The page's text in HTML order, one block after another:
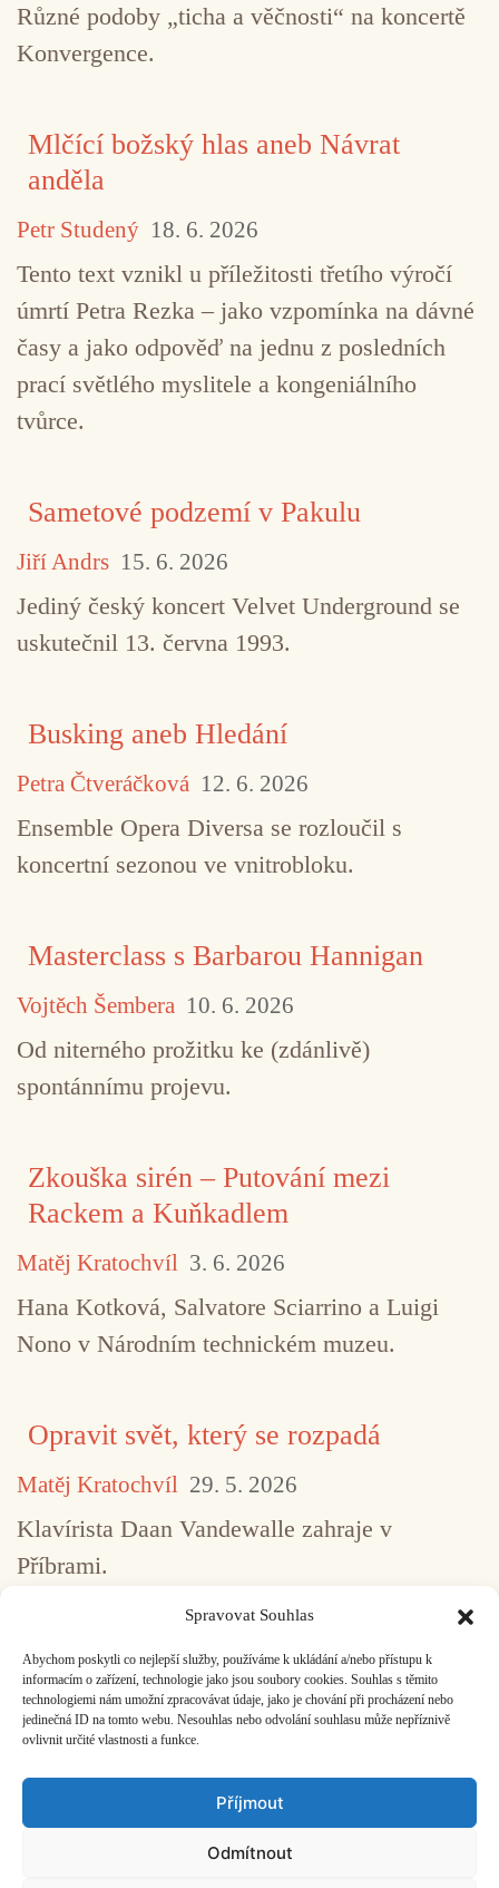
Spravovat Souhlas
Abychom poskytli co nejlepší služby, používáme k ukládání a/nebo přístupu k
informacím o zařízení, technologie jako jsou soubory cookies. Souhlas s těmito
technologiemi nám umožní zpracovávat údaje, jako je chování při procházení nebo
jedinečná ID na tomto webu. Nesouhlas nebo odvolání souhlasu může nepříznivě
ovlivnit určité vlastnosti a funkce.
Příjmout
Odmítnout
Různé podoby „ticha a věčnosti“ na koncertě
Konvergence.
Mlčící božský hlas aneb Návrat
anděla
Petr Studený 18. 6. 2026
Tento text vznikl u příležitosti třetího výročí
úmrtí Petra Rezka – jako vzpomínka na dávné
časy a jako odpověď na jednu z posledních
prací světlého myslitele a kongeniálního
tvůrce.
Sametové podzemí v Pakulu
Jiří Andrs 15. 6. 2026
Jediný český koncert Velvet Underground se
uskutečnil 13. června 1993.
Busking aneb Hledání
Petra Čtveráčková 12. 6. 2026
Ensemble Opera Diversa se rozloučil s
koncertní sezonou ve vnitrobloku.
Masterclass s Barbarou Hannigan
Vojtěch Šembera 10. 6. 2026
Od niterného prožitku ke (zdánlivě)
spontánnímu projevu.
Zkouška sirén – Putování mezi
Rackem a Kuňkadlem
Matěj Kratochvíl 3. 6. 2026
Hana Kotková, Salvatore Sciarrino a Luigi
Nono v Národním technickém muzeu.
Opravit svět, který se rozpadá
Matěj Kratochvíl 29. 5. 2026
Klavírista Daan Vandewalle zahraje v
Příbrami.
1 2 3 4 5 ... 517